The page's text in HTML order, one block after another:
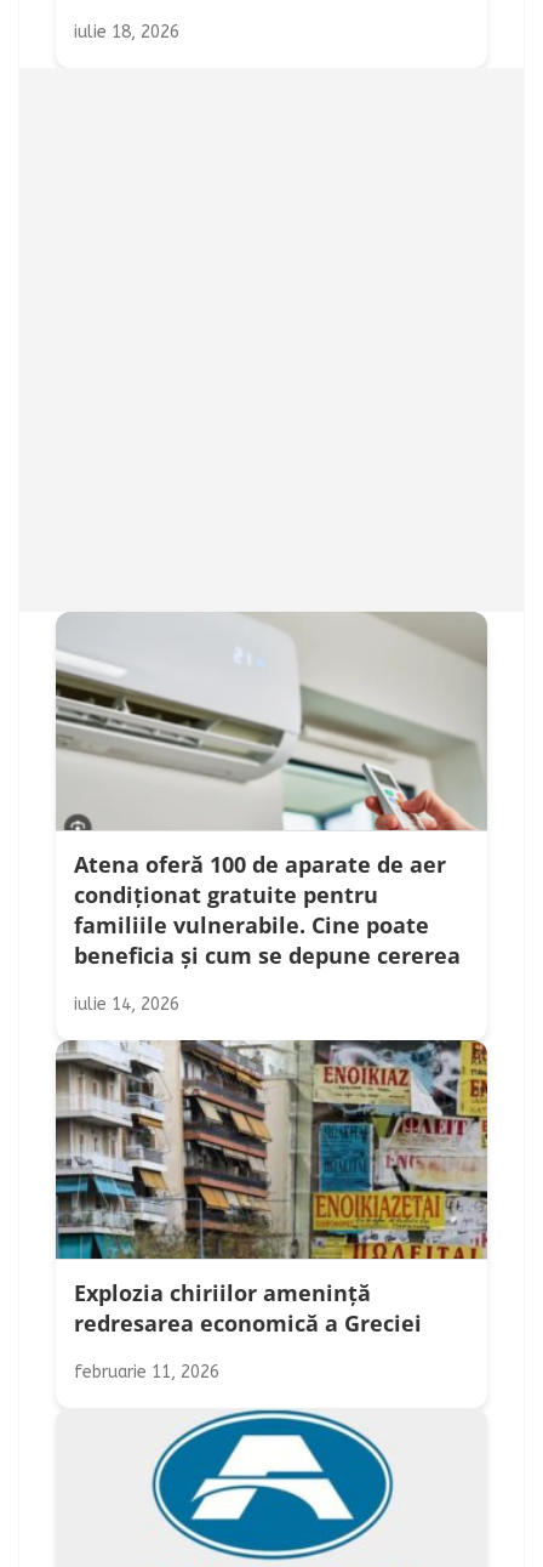
iulie 18, 2026
Atena oferă 100 de aparate de aer
condiționat gratuite pentru
familiile vulnerabile. Cine poate
beneficia și cum se depune cererea
iulie 14, 2026
Explozia chiriilor amenință
redresarea economică a Greciei
februarie 11, 2026